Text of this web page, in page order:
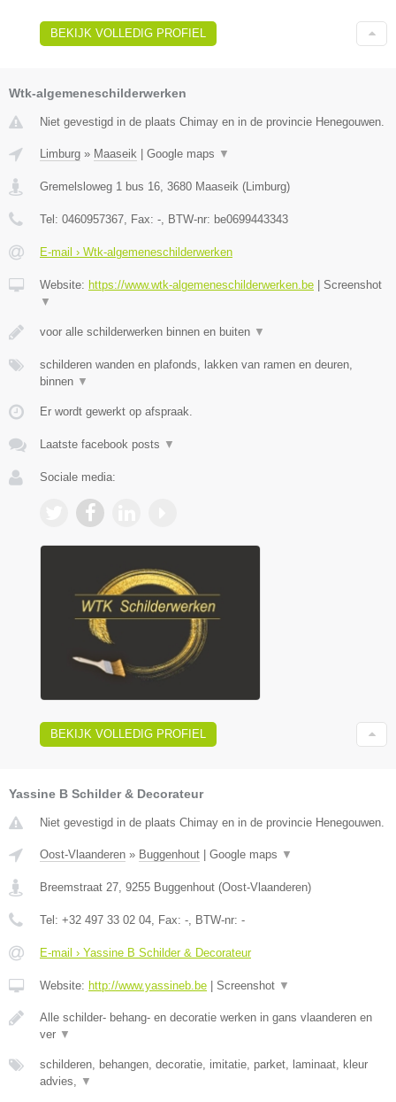
BEKIJK VOLLEDIG PROFIEL
Wtk-algemeneschilderwerken
Niet gevestigd in de plaats Chimay en in de provincie Henegouwen.
Limburg » Maaseik | Google maps ▼
Gremelsloweg 1 bus 16 3680 Maaseik (Limburg)
Tel: 0460957367 , Fax: - , BTW-nr: be0699443343
E-mail › Wtk-algemeneschilderwerken
Website: https://www.wtk-algemeneschilderwerken.be | Screenshot
▼
voor alle schilderwerken binnen en buiten ▼
schilderen wanden en plafonds, lakken van ramen en deuren,
binnen ▼
Er wordt gewerkt op afspraak.
Laatste facebook posts ▼
Sociale media:
BEKIJK VOLLEDIG PROFIEL
Yassine B Schilder & Decorateur
Niet gevestigd in de plaats Chimay en in de provincie Henegouwen.
Oost-Vlaanderen » Buggenhout Google maps ▼
Breemstraat 27, 9255 Buggenhout (Oost-Vlaanderen)
Tel: +32 497 33 02 04, Fax: -, BTW-nr: -
E-mail › Yassine B Schilder & Decorateur
Website: http://www.yassineb.be Screenshot ▼
Alle schilder- behang- en decoratie werken in gans vlaanderen en
ver ▼
schilderen, behangen, decoratie, imitatie, parket, laminaat, kleur
advies, ▼